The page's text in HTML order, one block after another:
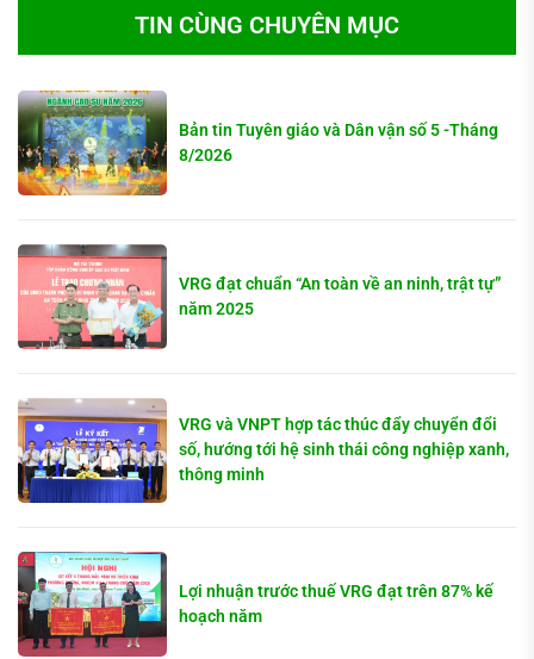
TIN CÙNG CHUYÊN MỤC
Bản tin Tuyên giáo và Dân vận số 5 -Tháng
8/2026
VRG đạt chuẩn “An toàn về an ninh, trật tự”
năm 2025
VRG và VNPT hợp tác thúc đẩy chuyển đổi
số, hướng tới hệ sinh thái công nghiệp xanh,
thông minh
Lợi nhuận trước thuế VRG đạt trên 87% kế
hoạch năm